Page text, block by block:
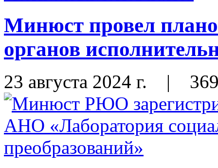
Минюст провел
органов
23 августа 2024 г. |